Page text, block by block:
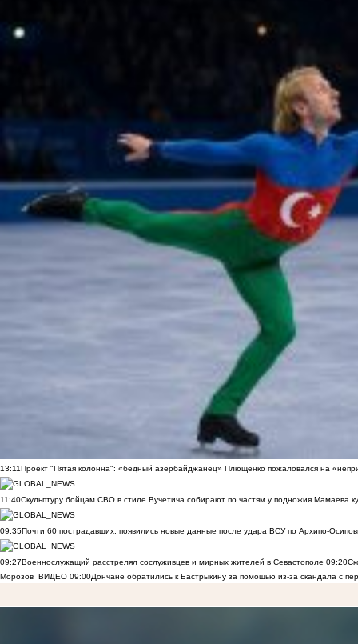
13:11Проект "Пятая колонна": «бедный азербайджанец» Плющенко пожаловался на
11:40Скульптуру бойцам СВО в стиле Вучетича собирают по частям у подножия Мамаева
09:35Почти 60 пострадавших: появились новые данные после удара ВСУ по Архипо-
09:27Военнослужащий расстрелял сослуживцев и мирных жителей в Севастополе 09:20
Морозов ВИДЕО 09:00Дончане обратились к Бастрыкину за помощью из-за скандала с